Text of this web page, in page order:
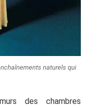
naturels qui
des chambres